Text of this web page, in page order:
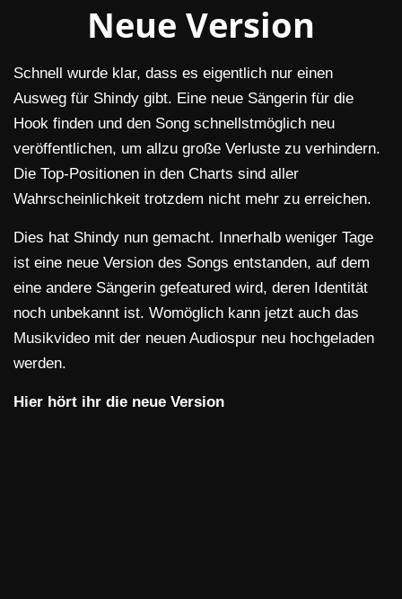
Neue Version
Schnell wurde klar, dass es eigentlich nur einen
Ausweg für Shindy gibt. Eine neue Sängerin für die
Hook finden und den Song schnellstmöglich neu
veröffentlichen, um allzu große Verluste zu verhindern.
Die Top-Positionen in den Charts sind aller
Wahrscheinlichkeit trotzdem nicht mehr zu erreichen.
Dies hat Shindy nun gemacht. Innerhalb weniger Tage
ist eine neue Version des Songs entstanden, auf dem
eine andere Sängerin gefeatured wird, deren Identität
noch unbekannt ist. Womöglich kann jetzt auch das
Musikvideo mit der neuen Audiospur neu hochgeladen
werden.
Hier hört ihr die neue Version